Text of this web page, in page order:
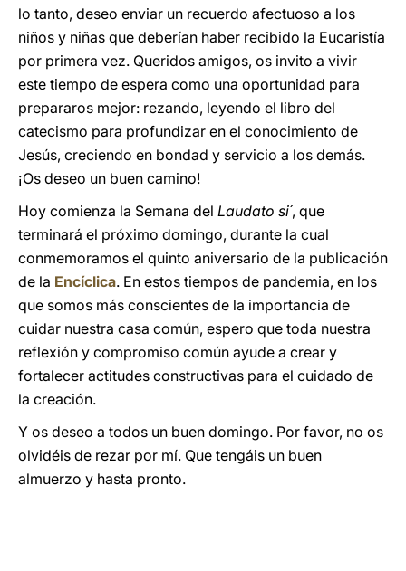
lo tanto, deseo enviar un recuerdo afectuoso a los
niños y niñas que deberían haber recibido la Eucaristía
por primera vez. Queridos amigos, os invito a vivir
este tiempo de espera como una oportunidad para
prepararos mejor: rezando, leyendo el libro del
catecismo para profundizar en el conocimiento de
Jesús, creciendo en bondad y servicio a los demás.
¡Os deseo un buen camino!
Hoy comienza la Semana del Laudato si´, que
terminará el próximo domingo, durante la cual
conmemoramos el quinto aniversario de la publicación
de la Encíclica. En estos tiempos de pandemia, en los
que somos más conscientes de la importancia de
cuidar nuestra casa común, espero que toda nuestra
reflexión y compromiso común ayude a crear y
fortalecer actitudes constructivas para el cuidado de
la creación.
Y os deseo a todos un buen domingo. Por favor, no os
olvidéis de rezar por mí. Que tengáis un buen
almuerzo y hasta pronto.